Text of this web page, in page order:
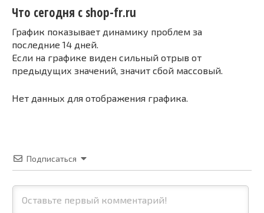
Что сегодня с shop-fr.ru
График показывает динамику проблем за
последние 14 дней.
Если на графике виден сильный отрыв от
предыдущих значений, значит сбой массовый.
Нет данных для отображения графика.
Подписаться